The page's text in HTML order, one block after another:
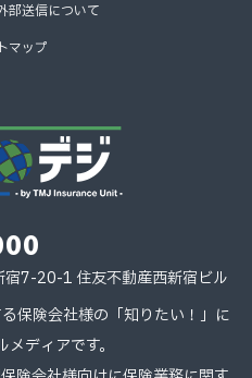
部送信について
マップ
7-20-1 住友不動産西新宿ビル
保険会社様の「知りたい！」に
ディアです。